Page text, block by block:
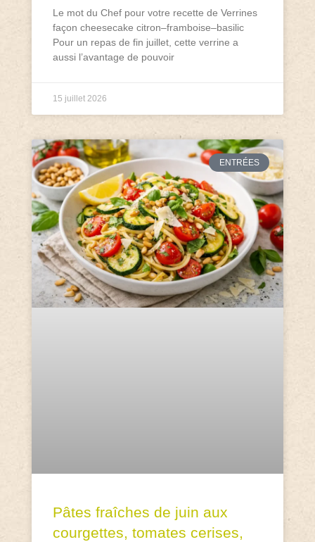
Le mot du Chef pour votre recette de Verrines
façon cheesecake citron–framboise–basilic
Pour un repas de fin juillet, cette verrine a
aussi l’avantage de pouvoir
15 juillet 2026
ENTRÉES
Pâtes fraîches de juin aux
courgettes, tomates cerises,